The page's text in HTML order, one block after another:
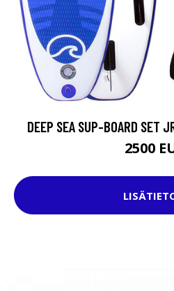
DEEP SEA SUP-BOARD SET
2500